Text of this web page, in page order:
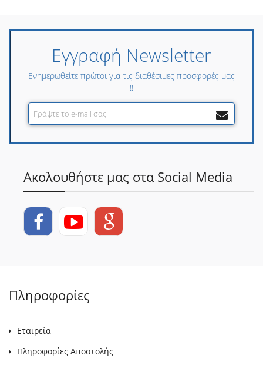
Εγγραφή Newsletter
Ενημερωθείτε πρώτοι για τις διαθέσιμες προσφορές μας
!!
Ακολουθήστε μας στα Social Media
Πληροφορίες
Εταιρεία
Πληροφορίες Αποστολής